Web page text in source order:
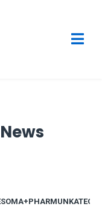
SOMA+PHARM